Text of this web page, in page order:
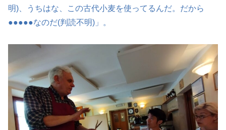
明)、うちはな、この古代小麦を使ってるんだ。だから
●●●●●なのだ(判読不明)」。